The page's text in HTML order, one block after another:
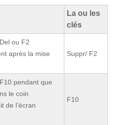
La ou les
clés
ou F2
après la mise
Suppr/ F2
pendant que
le coin
de l’écran
F10